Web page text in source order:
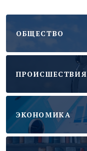
ОБЩЕСТВО
ПРОИСШЕСТВИЯ
ЭКОНОМИКА